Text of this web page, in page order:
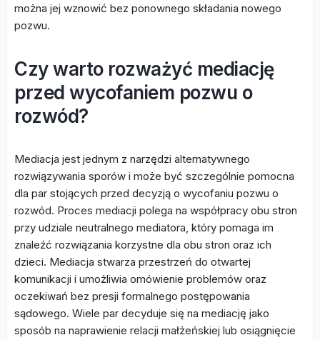
można jej wznowić bez ponownego składania nowego
pozwu.
Czy warto rozważyć mediację
przed wycofaniem pozwu o
rozwód?
Mediacja jest jednym z narzędzi alternatywnego
rozwiązywania sporów i może być szczególnie pomocna
dla par stojących przed decyzją o wycofaniu pozwu o
rozwód. Proces mediacji polega na współpracy obu stron
przy udziale neutralnego mediatora, który pomaga im
znaleźć rozwiązania korzystne dla obu stron oraz ich
dzieci. Mediacja stwarza przestrzeń do otwartej
komunikacji i umożliwia omówienie problemów oraz
oczekiwań bez presji formalnego postępowania
sądowego. Wiele par decyduje się na mediację jako
sposób na naprawienie relacji małżeńskiej lub osiągnięcie